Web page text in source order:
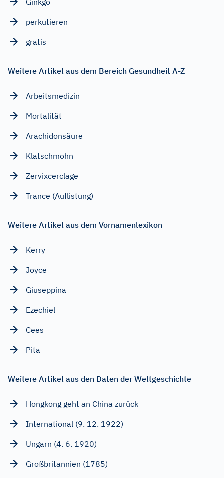
perkutieren
gratis
Weitere Artikel aus dem Bereich Gesundheit A-Z
Arbeitsmedizin
Mortalität
Arachidonsäure
Klatschmohn
Zervixcerclage
Trance (Auflistung)
Weitere Artikel aus dem Vornamenlexikon
Kerry
Joyce
Giuseppina
Ezechiel
Cees
Pita
Weitere Artikel aus den Daten der Weltgeschichte
Hongkong geht an China zurück
International (9. 12. 1922)
Ungarn (4. 6. 1920)
Großbritannien (1785)